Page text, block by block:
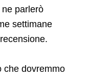
parlerò
settimane
che dovremmo